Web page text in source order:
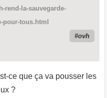
rend-la-sauvegarde-
pour-tous.html
ovh
ce que ça va pousser les
?